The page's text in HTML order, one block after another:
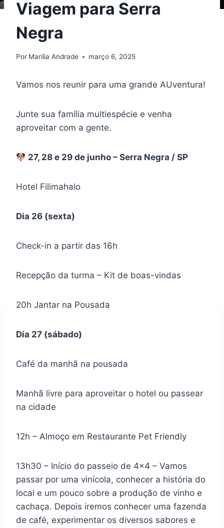
Viagem para Serra
Negra
Por Marilia Andrade março 6, 2025
Vamos nos reunir para uma grande AUventura!
Junte sua família multiespécie e venha
aproveitar com a gente.
27, 28 e 29 de junho – Serra Negra / SP
Hotel Filimahalo
Dia 26 (sexta)
Check-in a partir das 16h
Recepção da turma – Kit de boas-vindas
20h Jantar na Pousada
Dia 27 (sábado)
Café da manhã na pousada
Manhã livre para aproveitar o hotel ou passear
na cidade
12h – Almoço em Restaurante Pet Friendly
13h30 – Início do passeio de 4×4 – Vamos
passar por uma vinícola, conhecer a história do
local e um pouco sobre a produção de vinho e
cachaça. Depois iremos conhecer uma fazenda
de café, experimentar os diversos sabores e